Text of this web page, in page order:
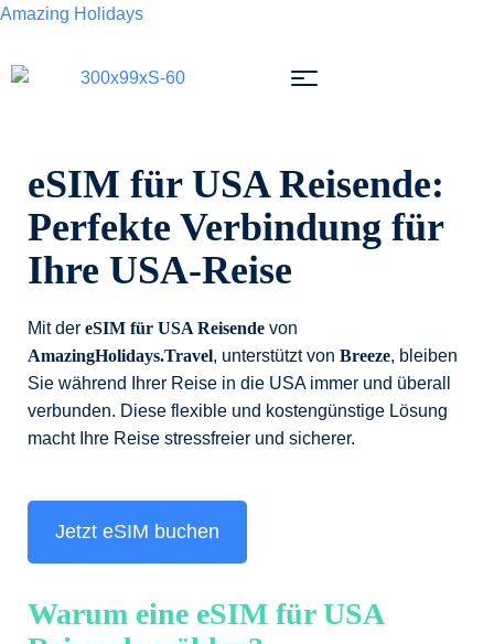
Amazing Holidays
eSIM für USA Reisende:
Perfekte Verbindung für
Ihre USA-Reise
Mit der eSIM für USA Reisende von
AmazingHolidays.Travel, unterstützt von Breeze, bleiben
Sie während Ihrer Reise in die USA immer und überall
verbunden. Diese flexible und kostengünstige Lösung
macht Ihre Reise stressfreier und sicherer.
Jetzt eSIM buchen
Warum eine eSIM für USA